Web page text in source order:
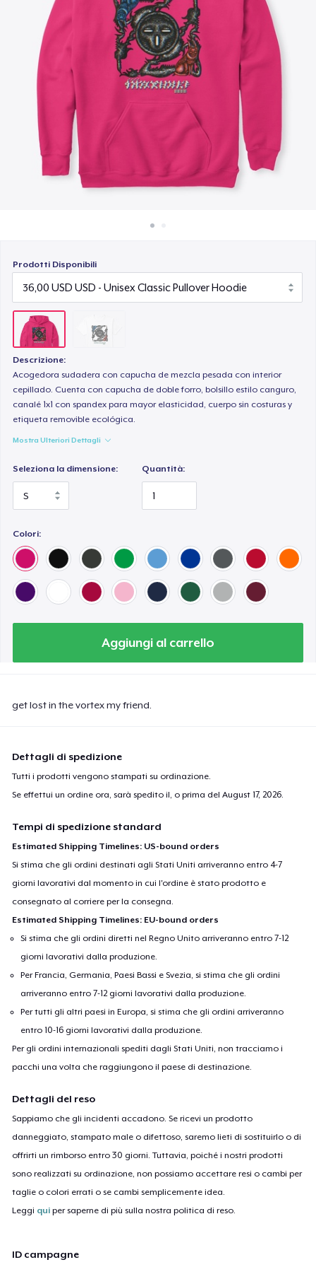
Vendi ovunque
Vendi qualsiasi cosa
Prodotti Disponibili
Descrizione:
Acogedora sudadera con capucha de mezcla pesada con interior
cepillado. Cuenta con capucha de doble forro, bolsillo estilo canguro,
canalé 1x1 con spandex para mayor elasticidad, cuerpo sin costuras y
etiqueta removible ecológica.
Mostra Ulteriori Dettagli
Seleziona la dimensione: Quantità:
Colori:
Aggiungi al carrello
get lost in the vortex my friend.
Dettagli di spedizione
Tutti i prodotti vengono stampati su ordinazione.
Se effettui un ordine ora, sarà spedito il, o prima delAugust 17, 2026
Tempi di spedizione standard
Estimated Shipping Timelines: US-bound orders
Si stima che gli ordini destinati agli Stati Uniti arriveranno entro 4-7
giorni lavorativi dal momento in cui l'ordine è stato prodotto e
consegnato al corriere per la consegna.
Estimated Shipping Timelines: EU-bound orders
Si stima che gli ordini diretti nel Regno Unito arriveranno entro 7-12
giorni lavorativi dalla produzione.
Per Francia, Germania, Paesi Bassi e Svezia, si stima che gli ordini
arriveranno entro 7-12 giorni lavorativi dalla produzione.
Per tutti gli altri paesi in Europa, si stima che gli ordini arriveranno
entro 10-16 giorni lavorativi dalla produzione.
Per gli ordini internazionali spediti dagli Stati Uniti, non tracciamo i
pacchi una volta che raggiungono il paese di destinazione.
Dettagli del reso
Sappiamo che gli incidenti accadono. Se ricevi un prodotto
danneggiato, stampato male o difettoso, saremo lieti di sostituirlo o di
offrirti un rimborso entro 30 giorni. Tuttavia, poiché i nostri prodotti
sono realizzati su ordinazione, non possiamo accettare resi o cambi per
taglie o colori errati o se cambi semplicemente idea.
Leggi qui per saperne di più sulla nostra politica di reso.
ID campagne